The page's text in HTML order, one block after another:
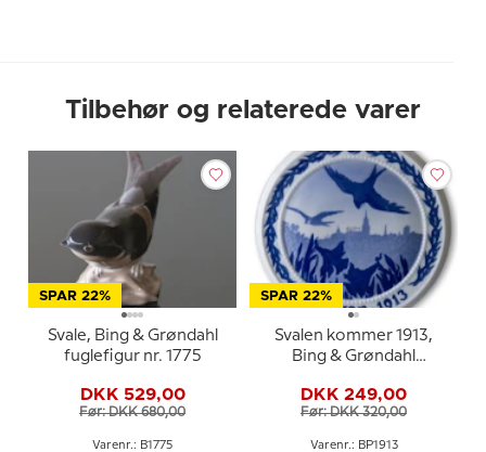
Tilbehør og relaterede varer
SPAR 22%
Svale, Bing & Grøndahl
fuglefigur nr. 1775
DKK 529,00
Før: DKK 680,00
Varenr.: B1775
SPAR 22%
Svalen kommer 1913,
Bing & Grøndahl
DKK 249,00
Før: DKK 320,00
Varenr.: BP1913